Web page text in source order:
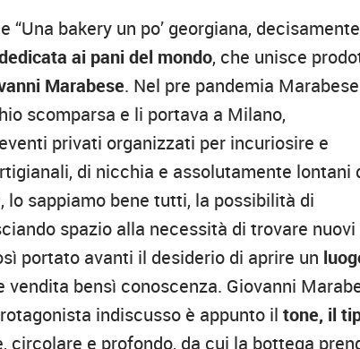
“Una bakery un po’ georgiana, decisamente
ai pani del mondo, che unisce
Marabese. Nel pre pandemia Marabese
scomparsa e li portava a Milano,
privati organizzati per incuriosire e
di nicchia e assolutamente lontani
lo sappiamo bene tutti, la possibilità di
spazio alla necessità di trovare nuovi
portato avanti il desiderio di aprire un
vendita bensì conoscenza. Giovanni
indiscusso è appunto iltone, il
circolare e profondo, da cui la bottega